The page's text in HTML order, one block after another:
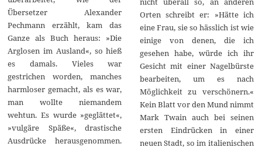
Übersetzer Alexander
Pechmann erzählt, kam das
Ganze als Buch heraus: »Die
Arglosen im Ausland«, so hieß
es damals. Vieles war
gestrichen worden, manches
harmloser gemacht, als es war,
man wollte niemandem
wehtun. Es wurde »geglättet«,
»vulgäre Späße«, drastische
Ausdrücke herausgenommen.
Orten schreibt er: »Hätte ich
eine Frau, sie so hässlich ist wie
einige von denen, die ich
gesehen habe, würde ich ihr
Gesicht mit einer Nagelbürste
bearbeiten, um es nach
Möglichkeit zu verschönern.«
Kein Blatt vor den Mund nimmt
Mark Twain auch bei seinen
ersten Eindrücken in einer
neuen Stadt, so im italienischen